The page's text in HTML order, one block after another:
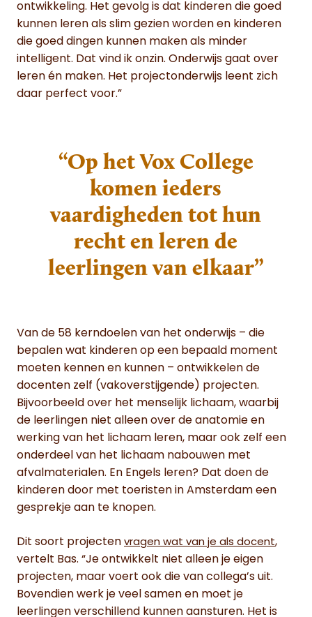
ontwikkeling. Het gevolg is dat kinderen die goed
kunnen leren als slim gezien worden en kinderen
die goed dingen kunnen maken als minder
intelligent. Dat vind ik onzin. Onderwijs gaat over
leren én maken. Het projectonderwijs leent zich
daar perfect voor.”
“Op het Vox College
komen ieders
vaardigheden tot hun
recht en leren de
leerlingen van elkaar”
Van de 58 kerndoelen van het onderwijs – die
bepalen wat kinderen op een bepaald moment
moeten kennen en kunnen – ontwikkelen de
docenten zelf (vakoverstijgende) projecten.
Bijvoorbeeld over het menselijk lichaam, waarbij
de leerlingen niet alleen over de anatomie en
werking van het lichaam leren, maar ook zelf een
onderdeel van het lichaam nabouwen met
afvalmaterialen. En Engels leren? Dat doen de
kinderen door met toeristen in Amsterdam een
gesprekje aan te knopen.
Dit soort projecten vragen wat van je als docent,
vertelt Bas. “Je ontwikkelt niet alleen je eigen
projecten, maar voert ook die van collega’s uit.
Bovendien werk je veel samen en moet je
leerlingen verschillend kunnen aansturen. Het is